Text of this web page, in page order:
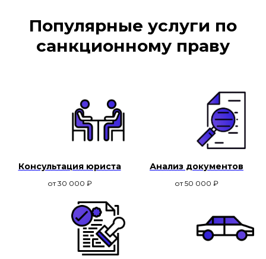
Популярные услуги по
санкционному праву
Консультация юриста
от 30 000 ₽
Анализ документов
от 50 000 ₽